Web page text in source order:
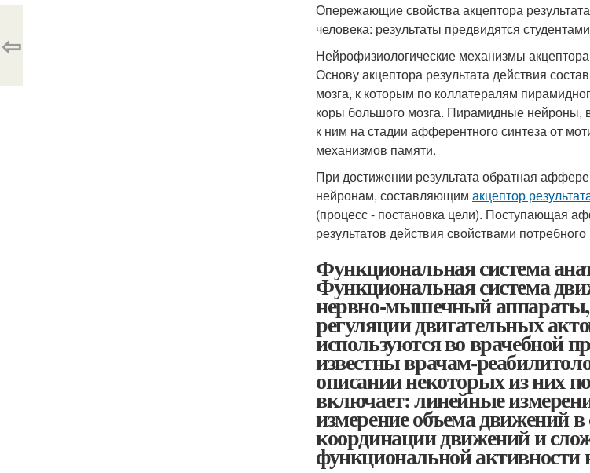
Опережающие свойства акцептора
человека: результаты предвидятся
Нейрофизиологические механизмы акцептора
Основу акцептора результата действия
мозга, к которым по коллатералям
коры большого мозга. Пирамидные нейроны,
к ним на стадии афферентного синтеза от
механизмов памяти.
При достижении результата обратная
нейронам, составляющим акцептор
(процесс - постановка цели). Поступающая
результатов действия свойствами потребного
Функциональная система
Функциональная система
нервно-мышечный
регуляции двигательных
используются во врачебной
известны врачам-
описании некоторых из них
включает: линейные
измерение объема движений
координации движений и
функциональной
⇦